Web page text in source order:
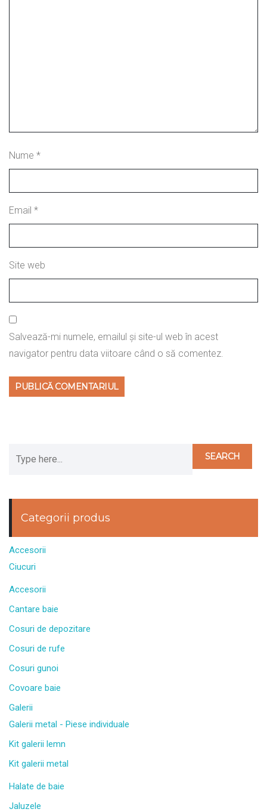
Nume *
Email *
Site web
Salvează-mi numele, emailul și site-ul web în acest
navigator pentru data viitoare când o să comentez.
Categorii produs
Accesorii
Ciucuri
Accesorii
Cantare baie
Cosuri de depozitare
Cosuri de rufe
Cosuri gunoi
Covoare baie
Galerii
Galerii metal - Piese individuale
Kit galerii lemn
Kit galerii metal
Halate de baie
Jaluzele